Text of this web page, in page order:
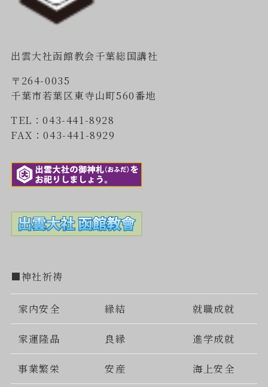
出雲大社函館教会千葉総国講社
〒264-0035
千葉市若葉区東寺山町560番地
TEL：043-441-8928
FAX：043-441-8929
■神社祈祷
家内安全 縁結 就職成就
家運隆晶 良縁 進学成就
事業繁栄 安産 海上安全